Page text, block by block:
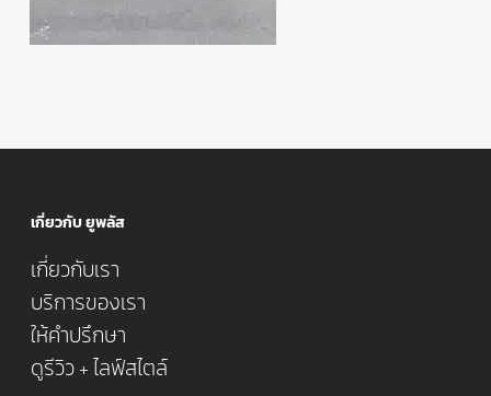
เกี่ยวกับ ยูพลัส
เกี่ยวกับเรา
บริการของเรา
ให้คำปรึกษา
ดูรีวิว + ไลฟ์สไตล์